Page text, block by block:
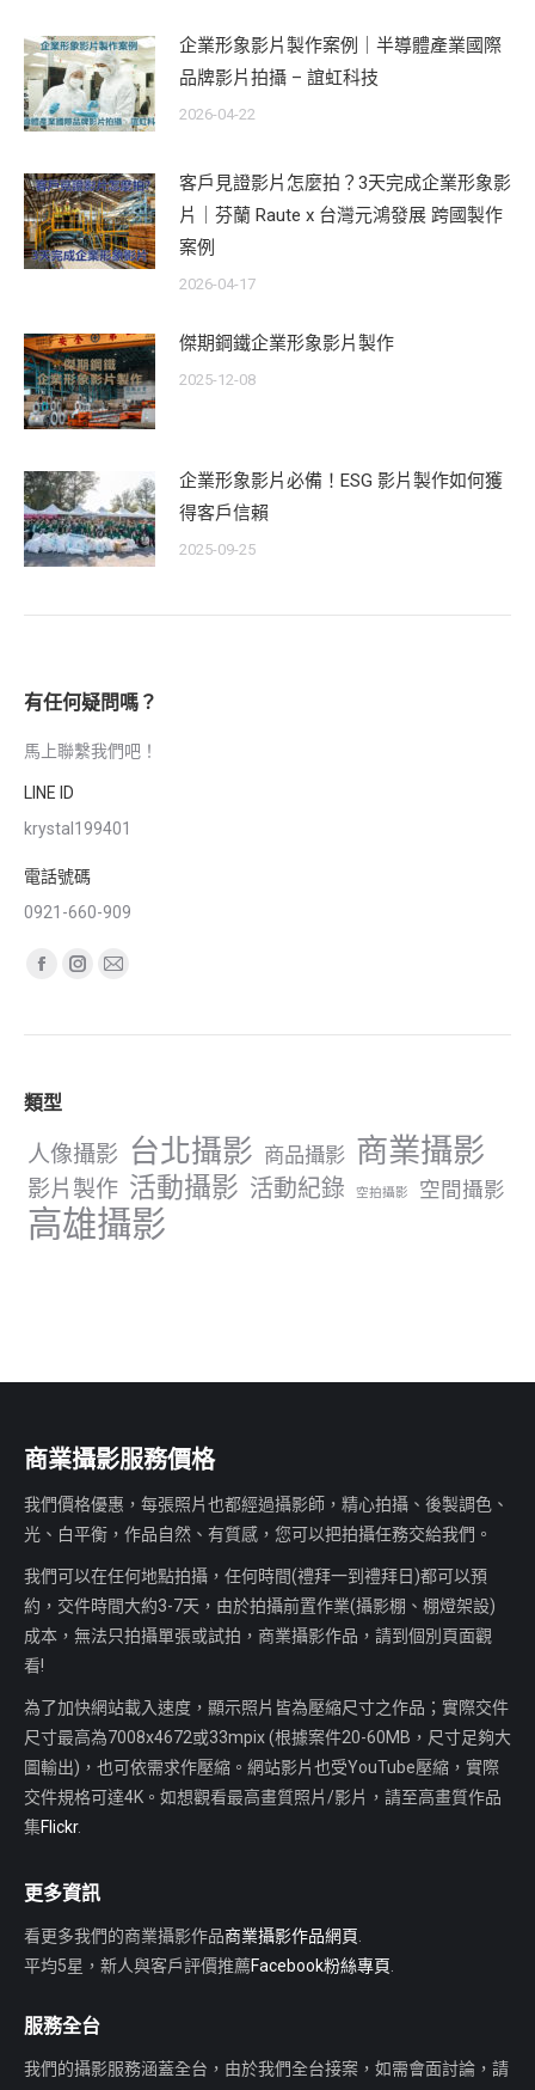
企業形象影片製作案例｜半導體產業國際
品牌影片拍攝 – 誼虹科技
2026-04-22
客戶見證影片怎麼拍？3天完成企業形象影
片｜芬蘭 Raute x 台灣元鴻發展 跨國製作
案例
2026-04-17
傑期鋼鐵企業形象影片製作
2025-12-08
企業形象影片必備！ESG 影片製作如何獲
得客戶信賴
2025-09-25
有任何疑問嗎？
馬上聯繫我們吧！
LINE ID
krystal199401
電話號碼
0921-660-909
Find us on:
Facebook
opens
new
Instagram
opensopens
window
類型
人像攝影 台北攝影 商品攝影 商業攝影
影片製作 活動攝影 活動紀錄 空拍攝影 空間攝影
高雄攝影
商業攝影服務價格
我們價格優惠，每張照片也都經過攝影師，精心拍攝、後製調色、
光、白平衡，作品自然、有質感，您可以把拍攝任務交給我們。
我們可以在任何地點拍攝，任何時間(禮拜一到禮拜日)都可以預
約，交件時間大約3-7天，由於拍攝前置作業(攝影棚、棚燈架設)
成本，無法只拍攝單張或試拍，商業攝影作品，請到個別頁面觀
看!
為了加快網站載入速度，顯示照片皆為壓縮尺寸之作品；實際交件
尺寸最高為7008x4672或33mpix (根據案件20-60MB，尺寸足夠大
圖輸出)，也可依需求作壓縮。網站影片也受YouTube壓縮，實際
交件規格可達4K。如想觀看最高畫質照片/影片，請至高畫質作品
集Flickr.
更多資訊
看更多我們的商業攝影作品商業攝影作品網頁.
平均5星，新人與客戶評價推薦Facebook粉絲專頁.
服務全台
我們的攝影服務涵蓋全台，由於我們全台接案，如需會面討論，請